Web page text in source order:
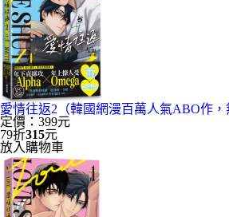
愛情往返2（韓國網漫百萬人氣ABO作，
定價：399元
79折315元
放入購物車